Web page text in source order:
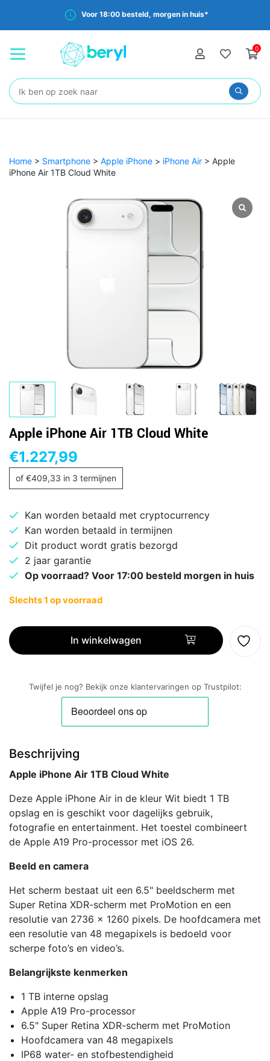
Voor 18:00 besteld, morgen in huis*
0
Zoeken:
Home > Smartphone > Apple iPhone > iPhone Air > Apple
iPhone Air 1TB Cloud White
Apple iPhone Air 1TB Cloud White
€1.227,99
of €409,33 in 3 termijnen
Kan worden betaald met cryptocurrency
Kan worden betaald in termijnen
Dit product wordt gratis bezorgd
2 jaar garantie
Op voorraad? Voor 17:00 besteld morgen in huis
Slechts 1 op voorraad
Apple
iPhone
Air
Cloud
In winkelwagen
Twijfel je nog? Bekijk onze klantervaringen op Trustpilot:
Beschrijving
Apple iPhone Air 1TB Cloud White
Deze Apple iPhone Air in de kleur Wit biedt 1 TB
opslag en is geschikt voor dagelijks gebruik,
fotografie en entertainment. Het toestel combineert
de Apple A19 Pro-processor met iOS 26.
Beeld en camera
Het scherm bestaat uit een 6.5" beeldscherm met
Super Retina XDR-scherm met ProMotion en een
resolutie van 2736 x 1260 pixels. De hoofdcamera met
een resolutie van 48 megapixels is bedoeld voor
scherpe foto’s en video’s.
Belangrijkste kenmerken
1 TB interne opslag
Apple A19 Pro-processor
6.5" Super Retina XDR-scherm met ProMotion
Hoofdcamera van 48 megapixels
IP68 water- en stofbestendigheid